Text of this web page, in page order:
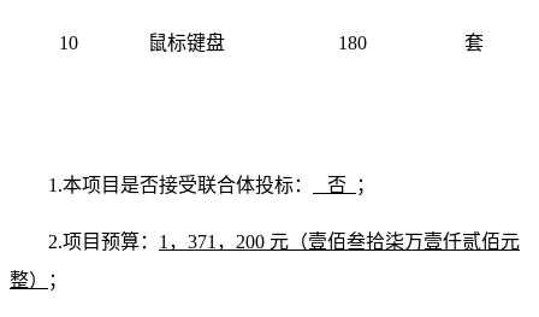
10 鼠标键盘 180 套
1.本项目是否接受联合体投标： 否 ；
2.项目预算： 1，371，200 元（壹佰叁拾柒万壹仟贰佰元
整）
；